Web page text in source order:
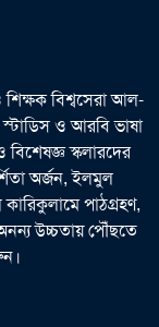
বিশ্বসেরা আল-
ও আরবি ভাষা
স্কলারদের
অর্জন, ইলমুল
পাঠগ্রহণ,
অনন্য উচ্চতায় পৌঁছতে